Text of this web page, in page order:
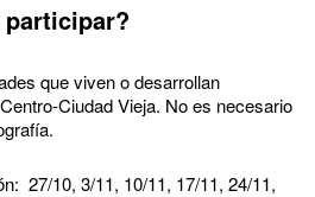
participar?
que viven o desarrollan
Ciudad Vieja. No es necesario
27/10, 3/11, 10/11, 17/11, 24/11,